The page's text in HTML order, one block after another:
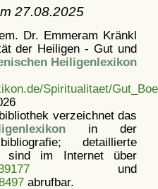
27.08.2025
Dr. Emmeram Kränkl
der Heiligen - Gut und
Heiligenlexikon
Spiritualitaet/
verzeichnet das
in der
detaillierte
sind im Internet über
und
abrufbar.